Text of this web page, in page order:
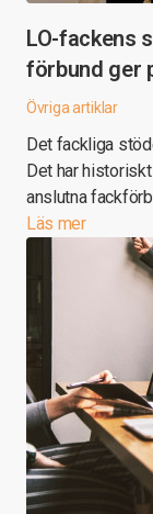
LO-fackens
förbund ger
Övriga artiklar
Det fackliga
Det har
anslutna
Läs mer